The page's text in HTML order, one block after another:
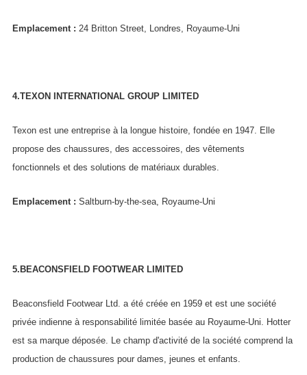
Emplacement : 24 Britton Street, Londres, Royaume-Uni
4.TEXON INTERNATIONAL GROUP LIMITED
Texon est une entreprise à la longue histoire, fondée en 1947. Elle
propose des chaussures, des accessoires, des vêtements
fonctionnels et des solutions de matériaux durables.
Emplacement : Saltburn-by-the-sea, Royaume-Uni
5.BEACONSFIELD FOOTWEAR LIMITED
Beaconsfield Footwear Ltd. a été créée en 1959 et est une société
privée indienne à responsabilité limitée basée au Royaume-Uni. Hotter
est sa marque déposée. Le champ d'activité de la société comprend la
production de chaussures pour dames, jeunes et enfants.